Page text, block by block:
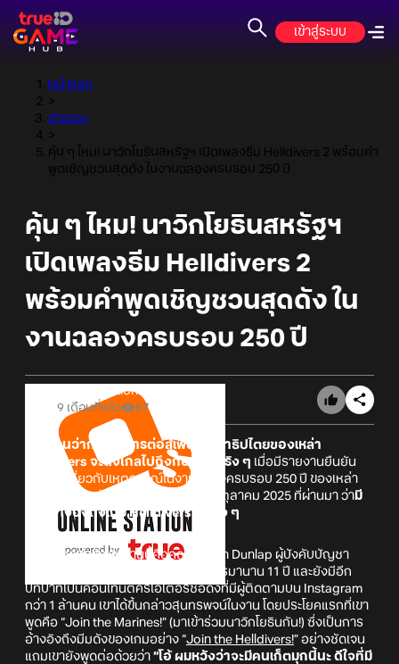
เข้าสู่ระบบ
หน้าแรก
>
ข่าวเกม
>
คุ้น ๆ ไหม! นาวิกโยธินสหรัฐฯ เปิดเพลงธีม Helldivers 2 พร้อมคำ
พูดเชิญชวนสุดดัง ในงานฉลองครบรอบ 250 ปี
คุ้น ๆ ไหม! นาวิกโยธินสหรัฐฯ
เปิดเพลงธีม Helldivers 2
พร้อมคำพูดเชิญชวนสุดดัง ใน
งานฉลองครบรอบ 250 ปี
Online Station
9 เดือนที่แล้ว
87
ดูเหมือนว่ากระแสการต่อสู้เพื่อประชาธิปไตยของเหล่า
Helldivers จะดังไกลไปถึงกองทัพจริง ๆ เมื่อมีรายงานยืนยัน
เพิ่มเติมเกี่ยวกับเหตุการณ์ในงานฉลองครบรอบ 250 ปี ของเหล่า
นาวิกโยธินสหรัฐฯ ที่จัดขึ้นเมื่อวันที่ 19 ตุลาคม 2025 ที่ผ่านมา ว่ามี
การอ้างอิงถึงเกม Helldivers 2 จริง ๆ
โดยบุคคลสำคัญในงานนี้คือคุณ Kagan Dunlap ผู้บังคับบัญชา
หน่วยทหารระดับกองร้อย ที่รับราชการมานาน 11 ปี และยังมีอีก
บทบาทเป็นคอนเทนต์ครีเอเตอร์ชื่อดังที่มีผู้ติดตามบน Instagram
กว่า 1 ล้านคน เขาได้ขึ้นกล่าวสุนทรพจน์ในงาน โดยประโยคแรกที่เขา
พูดคือ “Join the Marines!” (มาเข้าร่วมนาวิกโยธินกัน!) ซึ่งเป็นการ
อ้างอิงถึงมีมดังของเกมอย่าง “Join the Helldivers!” อย่างชัดเจน
แถมเขายังพูดต่อด้วยว่า “โอ้ ผมหวังว่าจะมีคนเก็ตมุกนี้นะ ดีใจที่มี